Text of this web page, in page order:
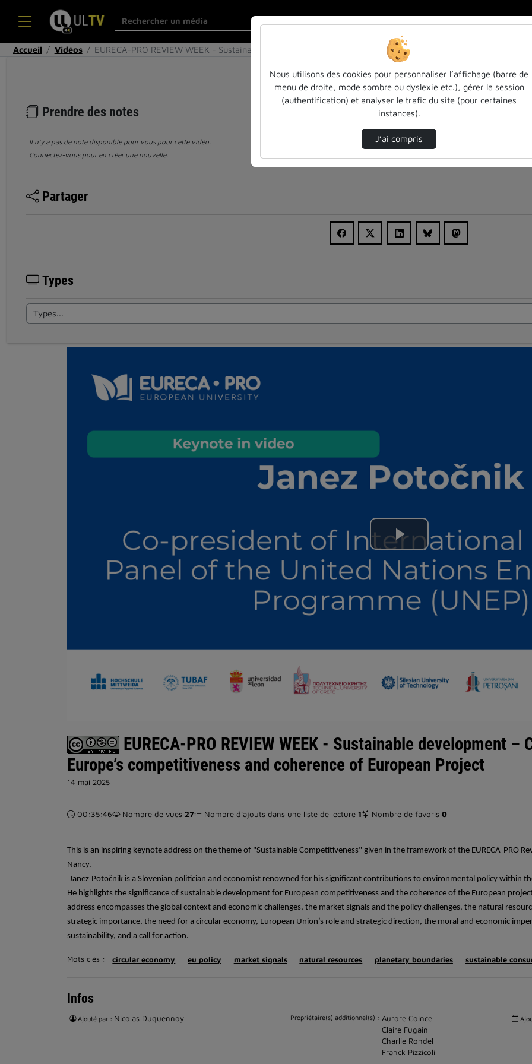
Accueil Vidéos EURECA-PRO REVIEW WEEK - Sustainable develop…
Prendre des notes
Il n’y a pas de note disponible pour vous pour cette vidéo.
Connectez-vous pour en créer une nouvelle.
Partager
Types
Lire
la
vidéo
EURECA-PRO REVIEW WEEK - Sustainable development
Europe’s competitiveness and coherence of European Project
14 mai 2025
Durée :
00:35:46 Nombre de vues 27 Nombre d’ajouts dans une liste de lecture 1 Nombre de favoris 0
This is an inspiring keynote address on the theme of "Sustainable Competitiveness" given in the framework of the EURECA-PRO
Nancy.
Janez Potočnik is a Slovenian politician and economist renowned for his significant contributions to environmental policy within
He highlights the significance of sustainable development for European competitiveness and the coherence of the European
address encompasses the global context and economic challenges, the market signals and the policy challenges, the natural
strategic importance, the need for a circular economy, European Union’s role and strategic direction, the moral and economic
sustainability, and a call for action.
Mots clés : circular economy eu policy market signals natural resources planetary boundaries sustainable
Infos
Ajouté par : Nicolas Duquennoy Propriétaire(s) additionnel(s) : Aurore Coince
Claire Fugain
Charlie Rondel
Franck Pizzicoli
Nous utilisons des cookies pour personnaliser l’affichage (barre de
menu de droite, mode sombre ou dyslexie etc.), gérer la session
(authentification) et analyser le trafic du site (pour certaines
instances).
J’ai compris